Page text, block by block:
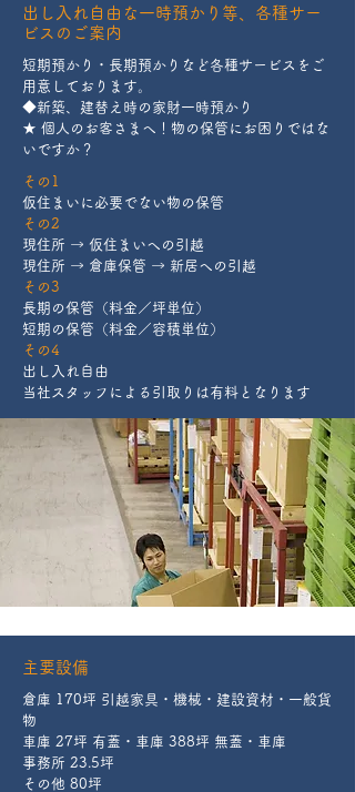
出し入れ自由な一時預かり等、各種サー
ビスのご案内
短期預かり・長期預かりなど各種サービスをご
用意しております。
◆新築、建替え時の家財一時預かり
★ 個人のお客さまへ！物の保管にお困りではな
いですか？
その1
仮住まいに必要でない物の保管
その2
現住所 → 仮住まいへの引越
現住所 → 倉庫保管 → 新居への引越
その3
長期の保管（料金／坪単位）
短期の保管（料金／容積単位）
その4
出し入れ自由
当社スタッフによる引取りは有料となります
​主要設備
倉庫 170坪 引越家具・機械・建設資材・一般貨
物
車庫 27坪 有蓋・車庫 388坪 無蓋・車庫
事務所 23.5坪
その他 80坪